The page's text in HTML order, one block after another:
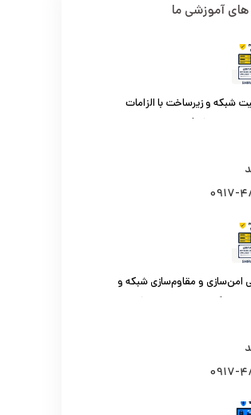
آموزشی ما
شبکه و زیرساخت با الزامات
امنیت شبکه)
0917-
و مقاوم‌سازی شبکه و
(کارشناس امنیت شبکه
0917-